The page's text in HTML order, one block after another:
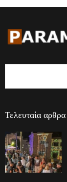
Τελευταία αρθρα